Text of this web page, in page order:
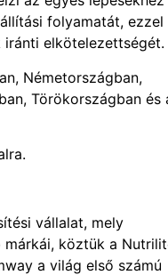
folyamatát, ezzel
elkötelezettségét.
Németországban,
Törökországban és
vállalat, mely
köztük a
a világ első számú